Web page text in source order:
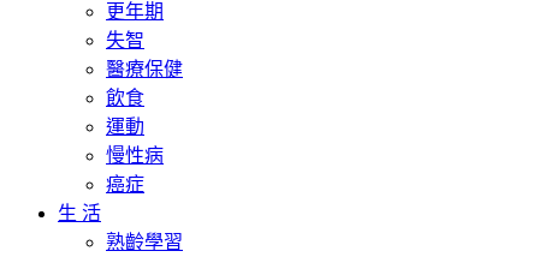
更年期
失智
醫療保健
飲食
運動
慢性病
癌症
生 活
熟齡學習